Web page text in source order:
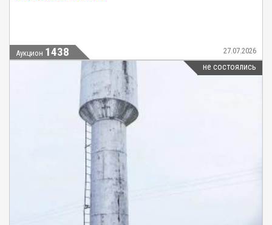
Аукцион 1438 27.07.2026
не состоялись